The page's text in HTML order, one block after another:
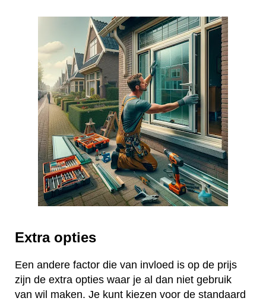
Extra opties
Een andere factor die van invloed is op de prijs
zijn de extra opties waar je al dan niet gebruik
van wil maken. Je kunt kiezen voor de standaard